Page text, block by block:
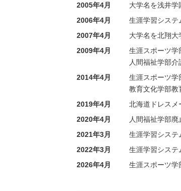
2005年4月
大学名を浅井学
2006年4月
生涯学習システ
2007年4月
大学名を北翔大
2009年4月
生涯スポーツ学
人間福祉学部
2014年4月
生涯スポーツ学
教育文化学部教
2019年4月
北海道ドレスメ
2020年4月
人間福祉学部廃
2021年3月
生涯学習システ
2022年3月
生涯学習システ
2026年4月
生涯スポーツ学